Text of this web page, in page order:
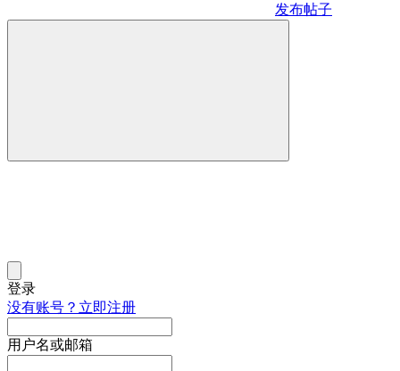
发布帖子
登录
没有账号？立即注册
用户名或邮箱